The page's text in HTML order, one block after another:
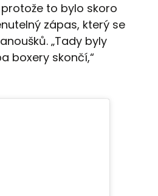
to bylo skoro
zápas, který se
„Tady byly
boxery skončí,“